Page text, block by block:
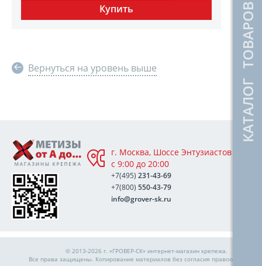
КАТАЛОГ ТОВАРОВ
Вернуться на уровень выше
г. Москва, Шоссе Энтузиастов 76А,
с 9:00 до 20:00
+7(495) 231-43-69
+7(800) 550-43-79
info@grover-sk.ru
© 2013-2026 г. «ГРОВЕР-СК» интернет-магазин крепежа.
Все права защищены. Копирование материалов без согласия